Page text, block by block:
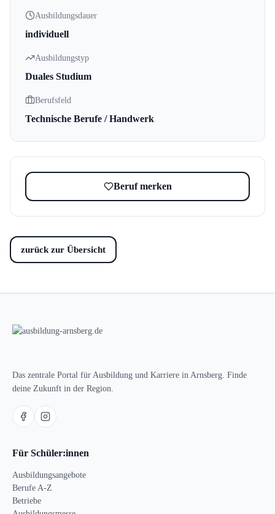
Ausbildungsdauer
individuell
Ausbildungstyp
Duales Studium
Berufsfeld
Technische Berufe / Handwerk
Beruf merken
zurück zur Übersicht
Das zentrale Portal für Ausbildung und Karriere in Arnsberg. Finde
deine Zukunft in der Region.
Für Schüler:innen
Ausbildungsangebote
Berufe A-Z
Betriebe